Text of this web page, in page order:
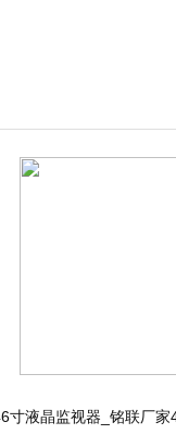
寸液晶监视器_铭联厂